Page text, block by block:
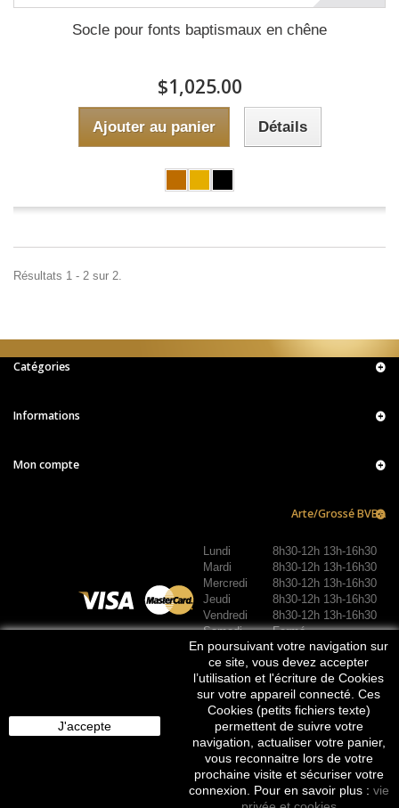
Socle pour fonts baptismaux en chêne
$1,025.00
Ajouter au panier Détails
Résultats 1 - 2 sur 2.
Catégories
Informations
Mon compte
Arte/Grossé BVBA
Lundi
Mardi
Mercredi
Jeudi
Vendredi
Samedi
Dimanche
8h30-12h 13h-16h30
8h30-12h 13h-16h30
8h30-12h 13h-16h30
8h30-12h 13h-16h30
8h30-12h 13h-16h30
Fermé
Fermé
J'accepte
En poursuivant votre navigation sur
ce site, vous devez accepter
l’utilisation et l'écriture de Cookies
sur votre appareil connecté. Ces
Cookies (petits fichiers texte)
permettent de suivre votre
navigation, actualiser votre panier,
vous reconnaitre lors de votre
prochaine visite et sécuriser votre
connexion. Pour en savoir plus : vie